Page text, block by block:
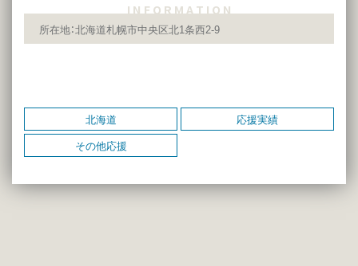
I N F O R M A T I O N
所在地：北海道札幌市中央区北1条西2-9
北海道
応援実績
その他応援